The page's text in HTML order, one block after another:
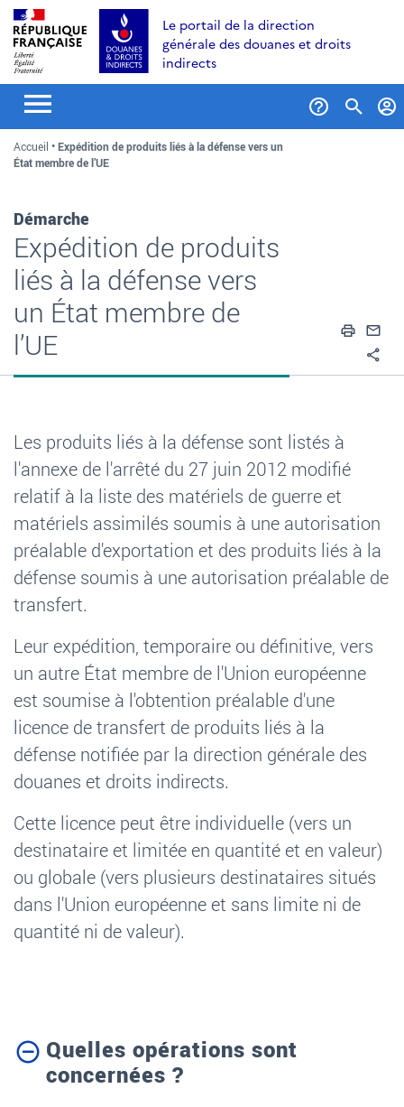
Aller
au
contenu
Aller
recherche
Aller
au
menu
Le portail de la direction
générale des douanes et droits
indirects
Accueil
Expédition de produits liés à la défense vers un
État membre de l’UE
Démarche
Expédition de produits
liés à la défense vers
un État membre de
l’UE
Les produits liés à la défense sont listés à
l'annexe de l'arrêté du 27 juin 2012 modifié
relatif à la liste des matériels de guerre et
matériels assimilés soumis à une autorisation
préalable d'exportation et des produits liés à la
défense soumis à une autorisation préalable de
transfert.
Leur expédition, temporaire ou définitive, vers
un autre État membre de l'Union européenne
est soumise à l'obtention préalable d'une
licence de transfert de produits liés à la
défense notifiée par la direction générale des
douanes et droits indirects.
Cette licence peut être individuelle (vers un
destinataire et limitée en quantité et en valeur)
ou globale (vers plusieurs destinataires situés
dans l'Union européenne et sans limite ni de
quantité ni de valeur).
Quelles opérations sont
concernées ?